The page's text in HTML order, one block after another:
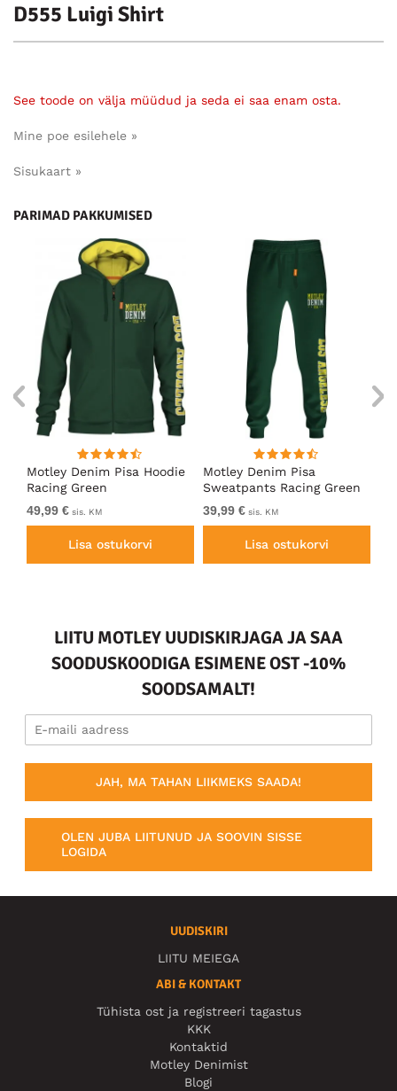
D555 Luigi Shirt
See toode on välja müüdud ja seda ei saa enam osta.
Mine poe esilehele »
Sisukaart »
PARIMAD PAKKUMISED
Motley Denim Pisa Hoodie
Racing Green
49,99 € sis. KM
Lisa ostukorvi
Motley Denim Pisa
Sweatpants Racing Green
39,99 € sis. KM
Lisa ostukorvi
LIITU MOTLEY UUDISKIRJAGA JA SAA
SOODUSKOODIGA ESIMENE OST -10%
SOODSAMALT!
JAH, MA TAHAN LIIKMEKS SAADA!
OLEN JUBA LIITUNUD JA SOOVIN SISSE
LOGIDA
UUDISKIRI
LIITU MEIEGA
ABI & KONTAKT
Tühista ost ja registreeri tagastus
KKK
Kontaktid
Motley Denimist
Blogi